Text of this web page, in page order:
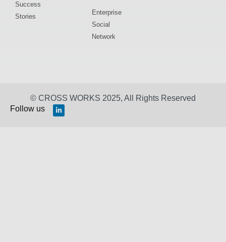
Success
Stories
Enterprise
Social
Network
© CROSS WORKS 2025, All Rights Reserved
Follow us